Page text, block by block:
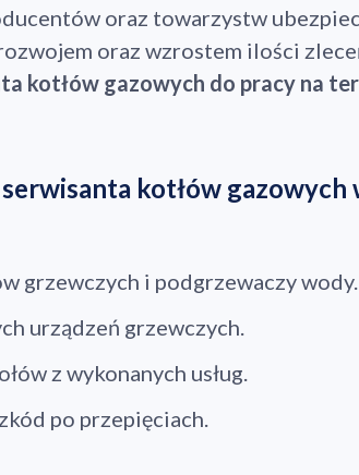
oraz towarzystw
oraz wzrostem ilości
kotłów gazowych do pracy na
kotłów gazowych
grzewczych i podgrzewaczy wody.
urządzeń grzewczych.
z wykonanych usług.
po przepięciach.